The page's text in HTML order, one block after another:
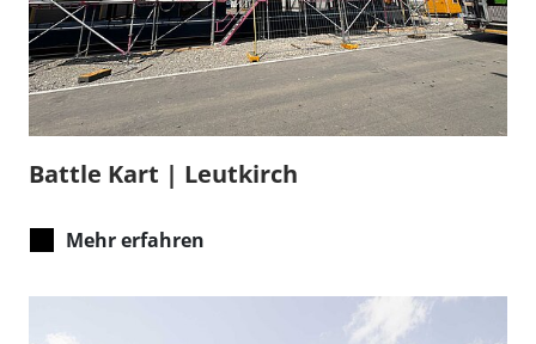
Battle Kart | Leutkirch
Mehr erfahren